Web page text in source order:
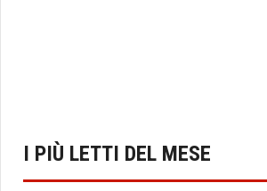
I PIÙ LETTI DEL MESE